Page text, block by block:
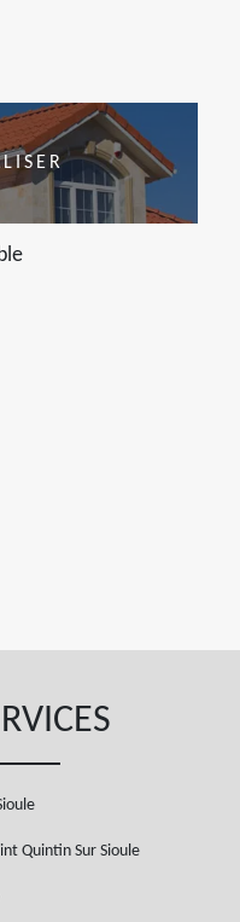
Quintin Sur Sioule